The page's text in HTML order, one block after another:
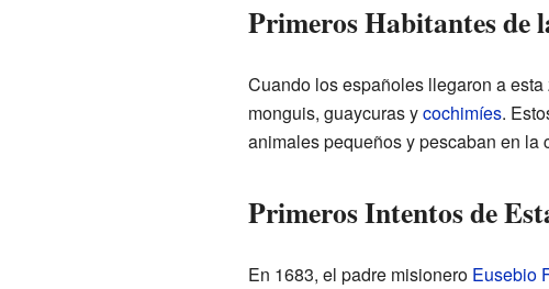
Primeros Habitantes de
Cuando los españoles llegaron a
monguis, guaycuras ycochimíes.
animales pequeños y pescaban en la
Primeros Intentos de
En 1683, el padre misionero Eusebio